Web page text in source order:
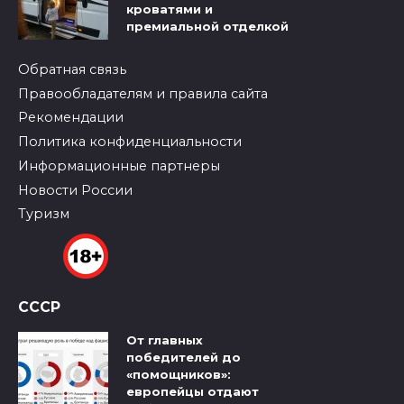
кроватями и
премиальной отделкой
Обратная связь
Правообладателям и правила сайта
Рекомендации
Политика конфиденциальности
Информационные партнеры
Новости России
Туризм
СССР
От главных
победителей до
«помощников»:
европейцы отдают